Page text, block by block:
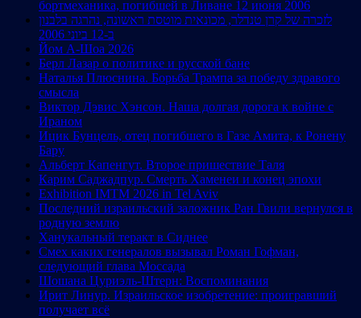
бортмеханика, погибшей в Ливане 12 июня 2006
לזכרה של קרן טנדלר, מכונאית מוטסת ראשונה, נהרגה בלבנון
ב-12 ביוני 2006
Йом А-Шоа 2026
Берл Лазар о политике и русской бане
Наталья Плюснина. Борьба Трампа за победу здравого
смысла
Виктор Дэвис Хэнсон. Наша долгая дорога к войне с
Ираном
Ицик Бунцель, отец погибшего в Газе Амита, к Ронену
Бару
Альберт Капенгут. Второе пришествие Таля
Карим Саджадпур. Смерть Хаменеи и конец эпохи
Exhibition IMTM 2026 in Tel Aviv
Последний израильский заложник Ран Гвили вернулся в
родную землю
Ханукальный теракт в Сиднее
Смех каких генералов вызывал Роман Гофман,
следующий глава Моссада
Шошана Цуриэль-Штерн: Воспоминания
Ирит Линур. Израильское изобретение: проигравший
получает всё